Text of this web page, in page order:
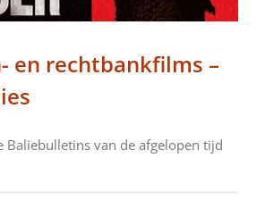
en rechtbankfilms –
Baliebulletins van de afgelopen tijd